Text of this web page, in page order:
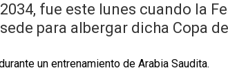
2034, fue este lunes cuando la
sede para albergar dicha Copa